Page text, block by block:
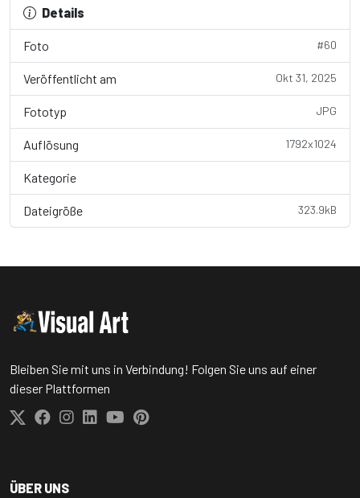
Details
Foto #60
Veröffentlicht am Okt 31, 2025
Fototyp JPG
Auflösung 1792x1024
Kategorie
Dateigröße 323.9kB
Bleiben Sie mit uns in Verbindung! Folgen Sie uns auf einer
dieser Plattformen
ÜBER UNS